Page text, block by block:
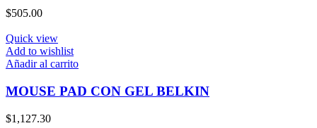
$505.00
Quick view
Add to wishlist
Añadir al carrito
MOUSE PAD CON GEL BELKIN
$1,127.30